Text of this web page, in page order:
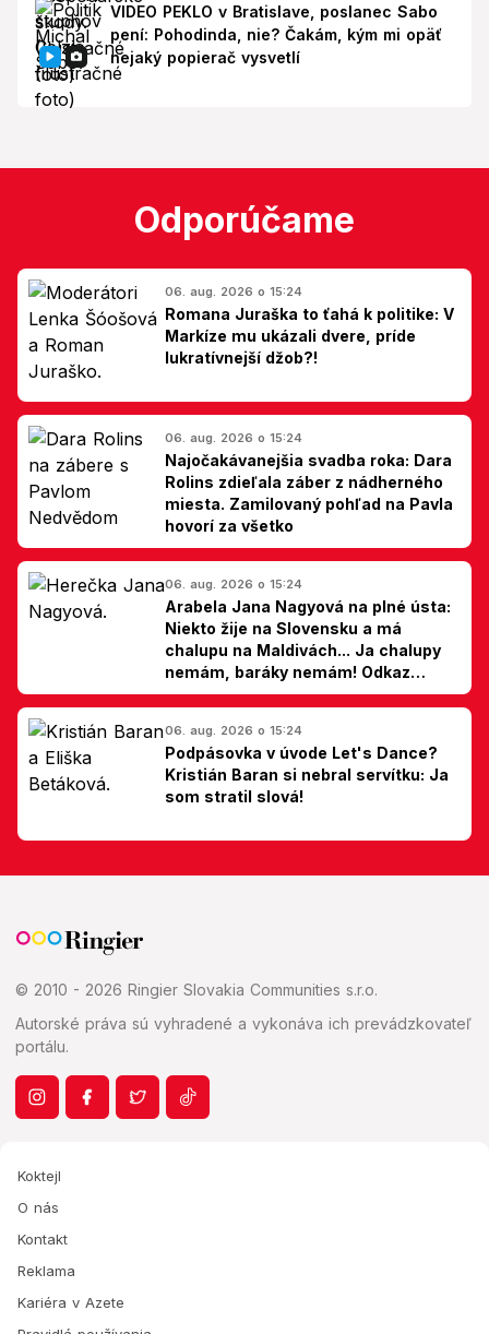
VIDEO PEKLO v Bratislave, poslanec Sabo
pení: Pohodinda, nie? Čakám, kým mi opäť
nejaký popierač vysvetlí
Odporúčame
06. aug. 2026 o 15:24
Romana Juraška to ťahá k politike: V
Markíze mu ukázali dvere, príde
lukratívnejší džob?!
06. aug. 2026 o 15:24
Najočakávanejšia svadba roka: Dara
Rolins zdieľala záber z nádherného
miesta. Zamilovaný pohľad na Pavla
hovorí za všetko
06. aug. 2026 o 15:24
Arabela Jana Nagyová na plné ústa:
Niekto žije na Slovensku a má
chalupu na Maldivách... Ja chalupy
nemám, baráky nemám! Odkaz
Slovákom
06. aug. 2026 o 15:24
Podpásovka v úvode Let's Dance?
Kristián Baran si nebral servítku: Ja
som stratil slová!
© 2010 - 2026 Ringier Slovakia Communities s.r.o.
Autorské práva sú vyhradené a vykonáva ich prevádzkovateľ
portálu.
Koktejl
O nás
Kontakt
Reklama
Kariéra v Azete